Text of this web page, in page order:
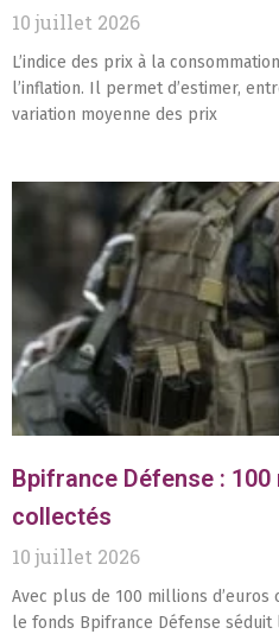
10 juillet 2026
L’indice des prix à la
l’inflation. Il permet d’estimer,
variation moyenne des prix
Bpifrance Défense : 100
collectés
10 juillet 2026
Avec plus de 100 millions
le fonds Bpifrance Défense